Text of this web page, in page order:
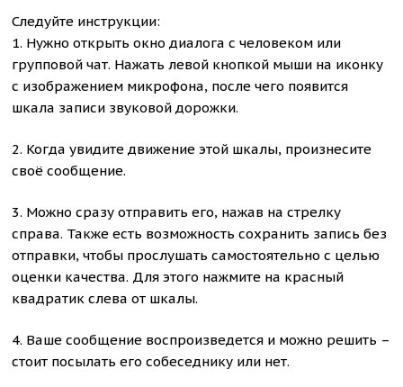
Следуйте инструкции:
1. Нужно открыть окно диалога с человеком или
групповой чат. Нажать левой кнопкой мыши на иконку
с изображением микрофона, после чего появится
шкала записи звуковой дорожки.
2. Когда увидите движение этой шкалы, произнесите
своё сообщение.
3. Можно сразу отправить его, нажав на стрелку
справа. Также есть возможность сохранить запись без
отправки, чтобы прослушать самостоятельно с целью
оценки качества. Для этого нажмите на красный
квадратик слева от шкалы.
4. Ваше сообщение воспроизведется и можно решить –
стоит посылать его собеседнику или нет.